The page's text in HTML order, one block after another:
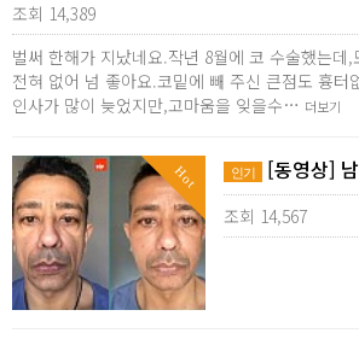
조회 14,389
벌써 한해가 지났네요.작년 8월에 코 수술했는데
전혀 없어 넘 좋아요.코밑에 빼 주신 큰점도 흉터
인사가 많이 늦었지만,고마움을 잊을수… 더보기
Hot 인기 [동영상]
조회 14,567